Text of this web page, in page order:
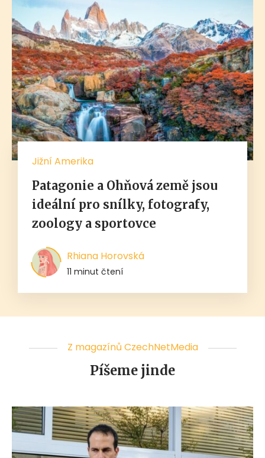
Jižní Amerika
Patagonie a Ohňová země jsou
ideální pro snílky, fotografy,
zoology a sportovce
Rhiana Horovská
11 minut čtení
Z magazínů CzechNetMedia
Píšeme jinde